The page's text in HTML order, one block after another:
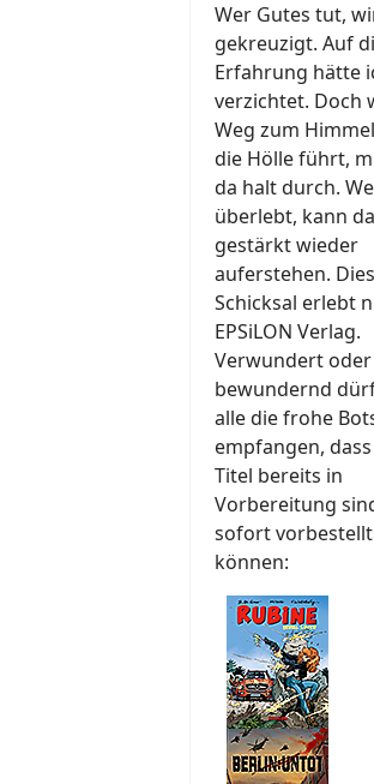
Wer Gutes tut,
gekreuzigt. Auf
Erfahrung hätte
verzichtet. Doch
Weg zum
die Hölle führt,
da halt durch.
überlebt, kann
gestärkt wieder
auferstehen.
Schicksal erlebt
EPSiLON Verlag.
Verwundert oder
bewundernd
alle die frohe
empfangen,
Titel bereits in
Vorbereitung
sofort
können: